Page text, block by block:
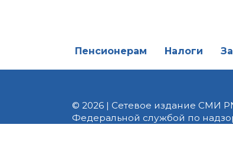
Пенсионерам Налоги
© 2026 | Сетевое издание СМИ
Федеральной службой по